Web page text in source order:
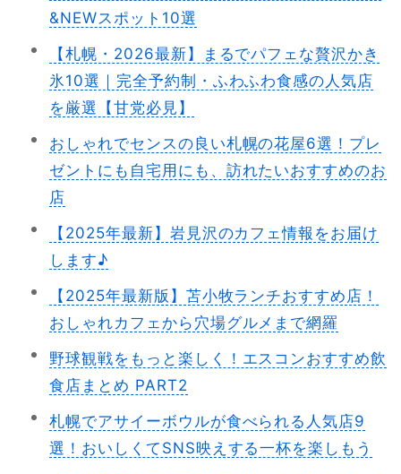
&NEWスポット10選
【札幌・2026最新】まるでパフェな贅沢かき
氷10選｜完全予約制・ふわふわ食感の人気店
を厳選【甘党必見】
おしゃれでセンスの良い札幌の花屋6選！プレ
ゼントにも自宅用にも、訪れたいおすすめのお
店
【2025年最新】岩見沢のカフェ情報をお届け
します♪
【2025年最新版】苫小牧ランチおすすめ店！
おしゃれカフェから穴場グルメまで網羅
野球観戦をもっと楽しく！エスコンおすすめ飲
食店まとめ PART2
札幌でアサイーボウルが食べられる人気店9
選！おいしくてSNS映えする一杯を楽しもう